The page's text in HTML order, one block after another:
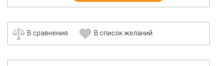
В сравнения В список желаний